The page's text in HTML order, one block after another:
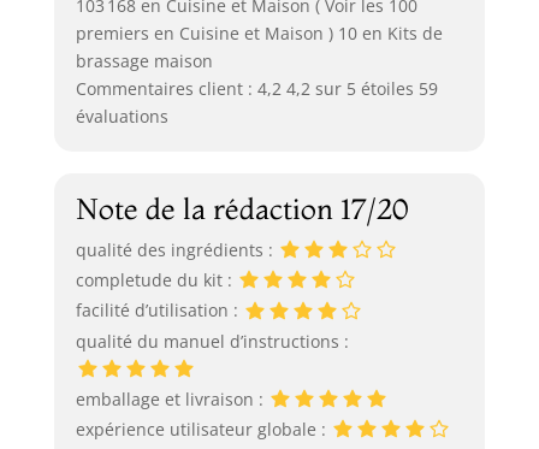
103 168 en Cuisine et Maison ( Voir les 100
premiers en Cuisine et Maison ) 10 en Kits de
brassage maison
Commentaires client : 4,2 4,2 sur 5 étoiles 59
évaluations
Note de la rédaction 17/20
qualité des ingrédients :
completude du kit :
facilité d’utilisation :
qualité du manuel d’instructions :
emballage et livraison :
expérience utilisateur globale :